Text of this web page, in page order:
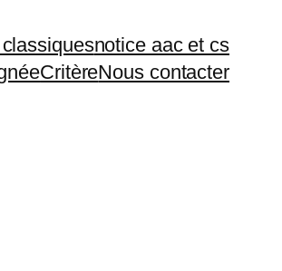
notice aac et cs
CritèreNous contacter